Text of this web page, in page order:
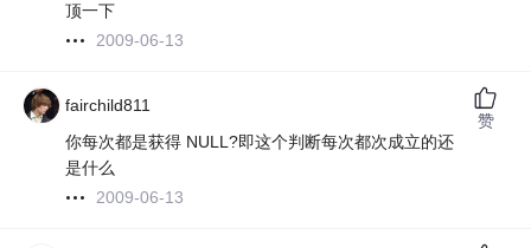
顶一下
2009-06-13
fairchild811
你每次都是获得 NULL?即这个判断每次都次成立的还
是什么
2009-06-13
赞